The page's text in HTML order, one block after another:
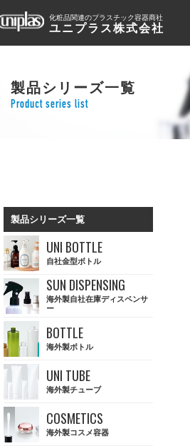
化粧品関連のプラスチック容器商社
ユニプラス株式会社
製品シリーズ一覧
Product series list
製品シリーズ一覧
UNI BOTTLE
自社金型ボトル
SUN DISPENSING
海外製自社在庫ディスペンサ
ー
BOTTLE
海外製ボトル
UNI TUBE
海外製チューブ
COSMETICS
海外製コスメ容器